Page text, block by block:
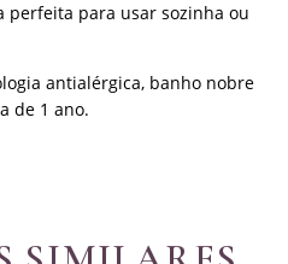
perfeita para usar sozinha ou
antialérgica, banho nobre
de 1 ano.